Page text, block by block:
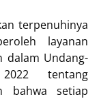
terpenuhinya
layanan
dalam Undang-
tentang
bahwa setiap